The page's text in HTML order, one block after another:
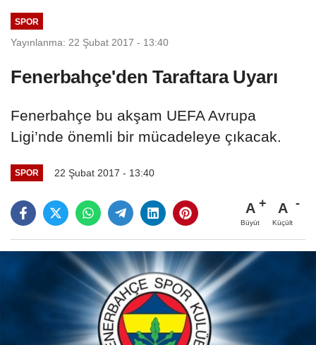
SPOR
Yayınlanma: 22 Şubat 2017 - 13:40
Fenerbahçe'den Taraftara Uyarı
Fenerbahçe bu akşam UEFA Avrupa
Ligi’nde önemli bir mücadeleye çıkacak.
SPOR 22 Şubat 2017 - 13:40
A
Büyüt
A
Küçült